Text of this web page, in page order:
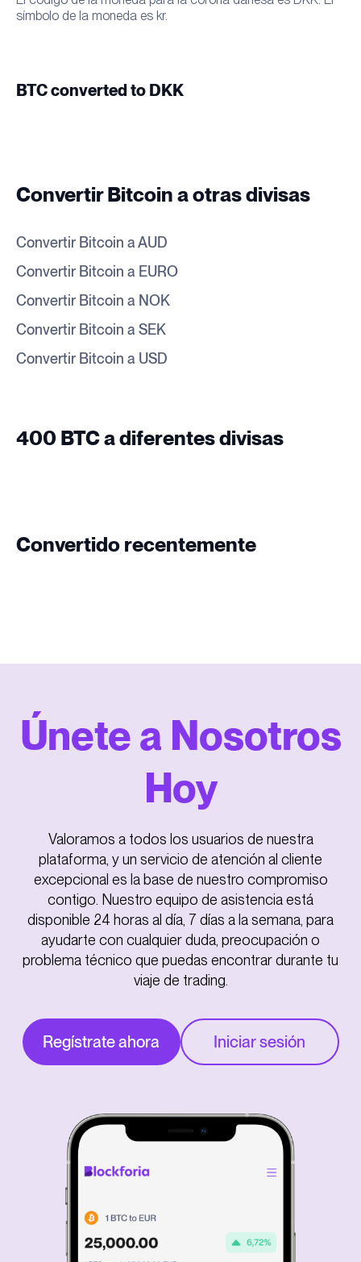
símbolo de la moneda es kr.
BTC converted to DKK
Convertir Bitcoin a otras divisas
Convertir Bitcoin a AUD
Convertir Bitcoin a EURO
Convertir Bitcoin a NOK
Convertir Bitcoin a SEK
Convertir Bitcoin a USD
400 BTC a diferentes divisas
Convertido recentemente
Únete a Nosotros
Hoy
Valoramos a todos los usuarios de nuestra
plataforma, y un servicio de atención al cliente
excepcional es la base de nuestro compromiso
contigo. Nuestro equipo de asistencia está
disponible 24 horas al día, 7 días a la semana, para
ayudarte con cualquier duda, preocupación o
problema técnico que puedas encontrar durante tu
viaje de trading.
Regístrate ahora Iniciar sesión